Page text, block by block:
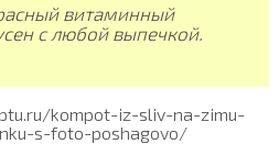
витаминный
с любой выпечкой.
kompot-iz-sliv-na-zimu-
s-foto-poshagovo/